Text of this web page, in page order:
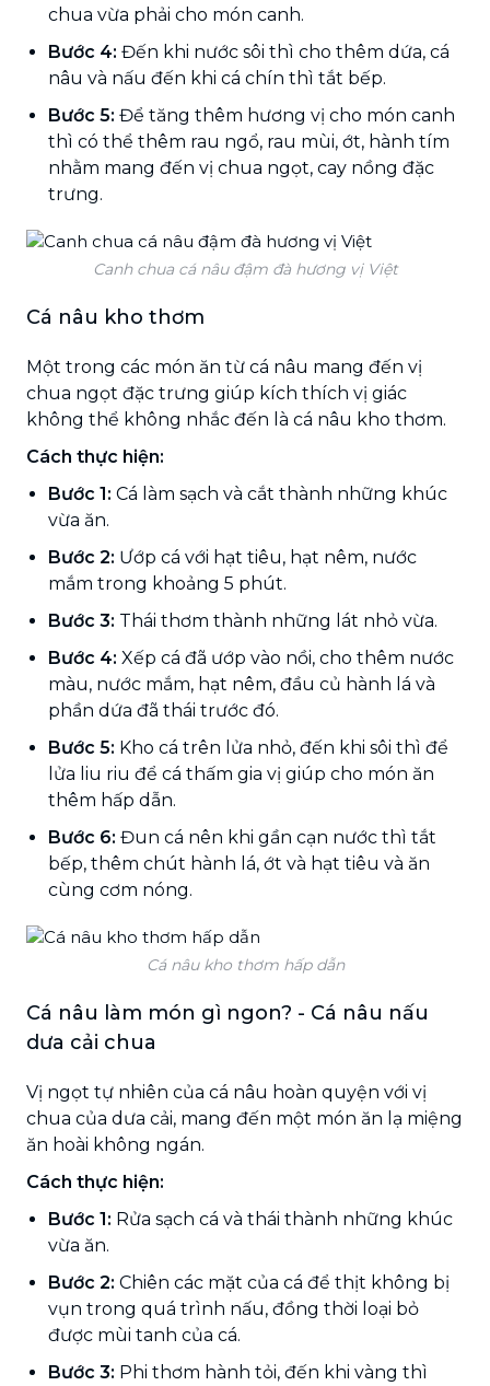
chua vừa phải cho món canh.
Bước 4: Đến khi nước sôi thì cho thêm dứa, cá
nâu và nấu đến khi cá chín thì tắt bếp.
Bước 5: Để tăng thêm hương vị cho món canh
thì có thể thêm rau ngổ, rau mùi, ớt, hành tím
nhằm mang đến vị chua ngọt, cay nồng đặc
trưng.
Canh chua cá nâu đậm đà hương vị Việt
Cá nâu kho thơm
Một trong các món ăn từ cá nâu mang đến vị
chua ngọt đặc trưng giúp kích thích vị giác
không thể không nhắc đến là cá nâu kho thơm.
Cách thực hiện:
Bước 1: Cá làm sạch và cắt thành những khúc
vừa ăn.
Bước 2: Ướp cá với hạt tiêu, hạt nêm, nước
mắm trong khoảng 5 phút.
Bước 3: Thái thơm thành những lát nhỏ vừa.
Bước 4: Xếp cá đã ướp vào nồi, cho thêm nước
màu, nước mắm, hạt nêm, đầu củ hành lá và
phần dứa đã thái trước đó.
Bước 5: Kho cá trên lửa nhỏ, đến khi sôi thì để
lửa liu riu để cá thấm gia vị giúp cho món ăn
thêm hấp dẫn.
Bước 6: Đun cá nên khi gần cạn nước thì tắt
bếp, thêm chút hành lá, ớt và hạt tiêu và ăn
cùng cơm nóng.
Cá nâu kho thơm hấp dẫn
Cá nâu làm món gì ngon? - Cá nâu nấu
dưa cải chua
Vị ngọt tự nhiên của cá nâu hoàn quyện với vị
chua của dưa cải, mang đến một món ăn lạ miệng
ăn hoài không ngán.
Cách thực hiện:
Bước 1: Rửa sạch cá và thái thành những khúc
vừa ăn.
Bước 2: Chiên các mặt của cá để thịt không bị
vụn trong quá trình nấu, đồng thời loại bỏ
được mùi tanh của cá.
Bước 3: Phi thơm hành tỏi, đến khi vàng thì